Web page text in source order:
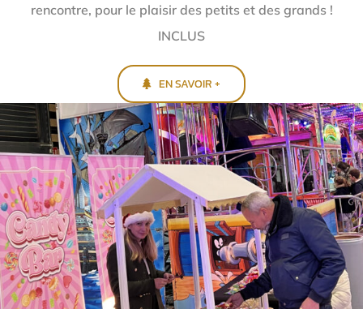
rencontre, pour le plaisir des petits et des grands !
INCLUS
EN SAVOIR +